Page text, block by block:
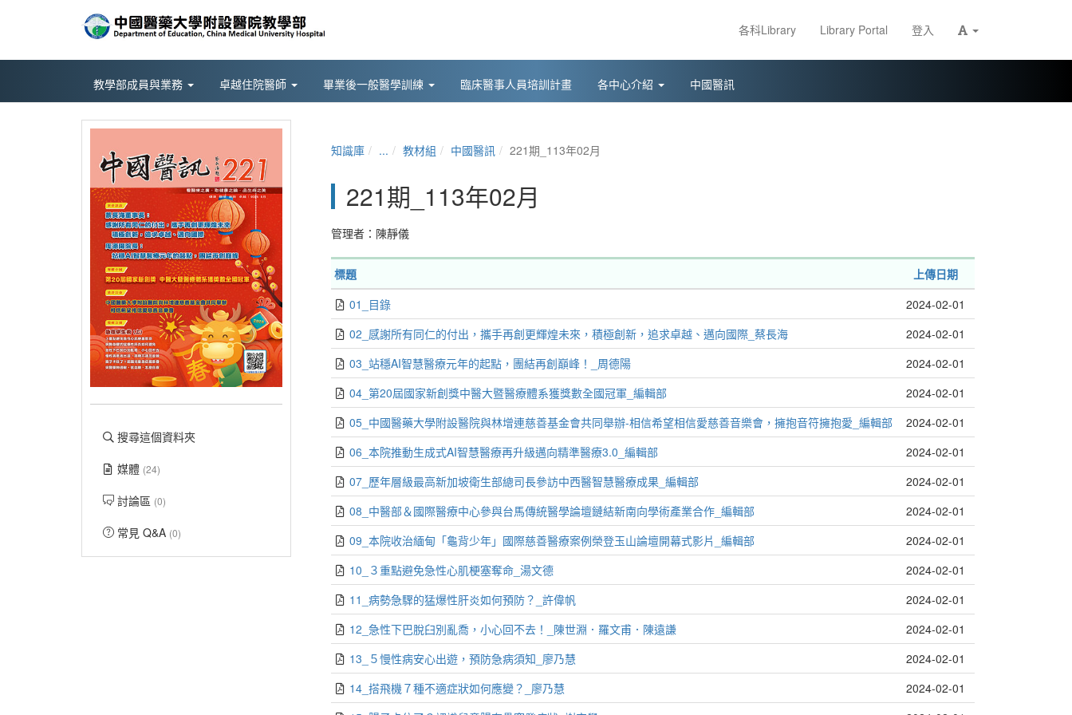
各科Library Library Portal 登入
教學部成員與業務 卓越住院醫師 畢業後一般醫學訓練 臨床醫事人員培訓計畫 各中心介紹 中國醫訊
搜尋這個資料夾
媒體 (24)
討論區 (0)
常見 Q&A (0)
知識庫 ... 教材組 中國醫訊 221期_113年02月
221期_113年02月
管理者： 陳靜儀
標題
上傳日期
01_目錄
2024-02-01
02_感謝所有同仁的付出，攜手再創更輝煌未來，積極創新，追求卓越、邁向國際_蔡長海
2024-02-01
03_站穩AI智慧醫療元年的起點，團結再創巔峰！_周德陽
2024-02-01
04_第20屆國家新創獎中醫大暨醫療體系獲獎數全國冠軍_編輯部
2024-02-01
05_中國醫藥大學附設醫院與林增連慈善基金會共同舉辦-相信希望相信愛慈善音樂會，擁抱音符擁抱愛_編輯部
2024-02-01
06_本院推動生成式AI智慧醫療再升級邁向精準醫療3.0_編輯部
2024-02-01
07_歷年層級最高新加坡衛生部總司長參訪中西醫智慧醫療成果_編輯部
2024-02-01
08_中醫部＆國際醫療中心參與台馬傳統醫學論壇鏈結新南向學術產業合作_編輯部
2024-02-01
09_本院收治緬甸「龜背少年」國際慈善醫療案例榮登玉山論壇開幕式影片_編輯部
2024-02-01
10_３重點避免急性心肌梗塞奪命_湯文德
2024-02-01
11_病勢急驟的猛爆性肝炎如何預防？_許偉帆
2024-02-01
12_急性下巴脫臼別亂喬，小心回不去！_陳世淵．羅文甫．陳遠謙
2024-02-01
13_５慢性病安心出遊，預防急病須知_廖乃慧
2024-02-01
14_搭飛機７種不適症狀如何應變？_廖乃慧
2024-02-01